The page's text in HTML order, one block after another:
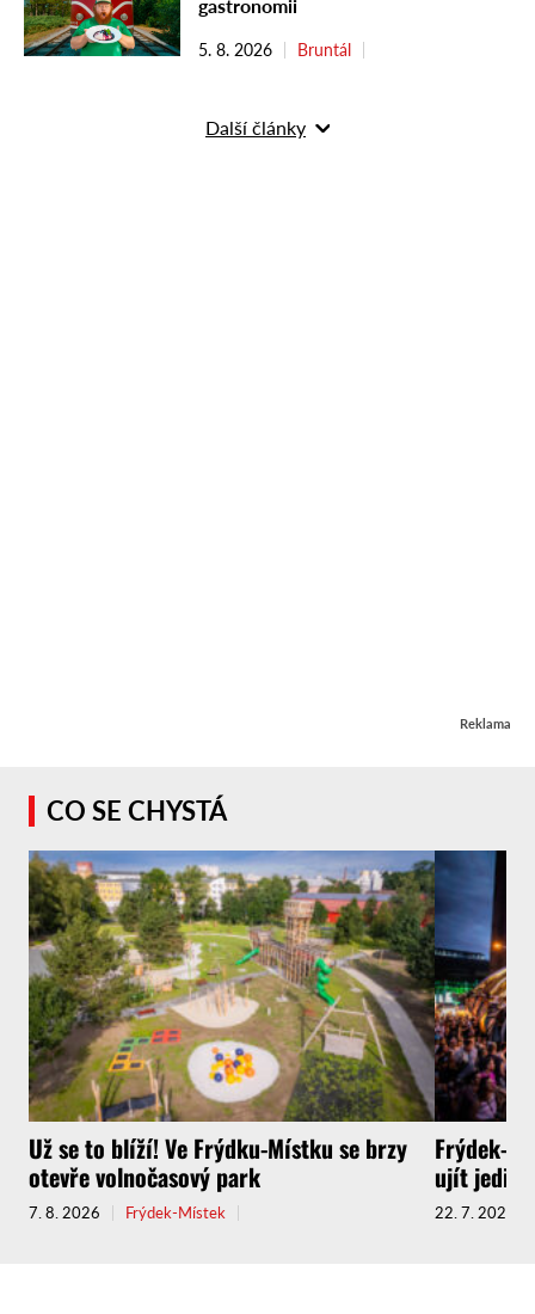
gastronomii
5. 8. 2026 Bruntál
Další články
Reklama
CO SE CHYSTÁ
Už se to blíží! Ve Frýdku-Místku se brzy
otevře volnočasový park
7. 8. 2026 Frýdek-Místek
Frýdek-
ujít
22. 7. 2026